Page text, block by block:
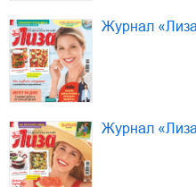
Журнал
Журнал